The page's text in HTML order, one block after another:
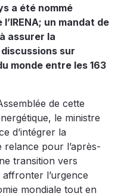
a été nommé
un mandat de
assurer la
sur
monde entre les 163
de cette
le ministre
d’intégrer la
pour l’après-
transition vers
l’urgence
mondiale tout en